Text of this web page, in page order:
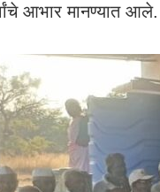
आभार मानण्यात आले.